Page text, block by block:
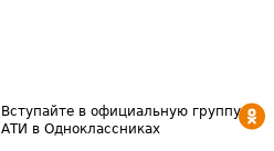
Вступайте в официальную группу
АТИ в Одноклассниках